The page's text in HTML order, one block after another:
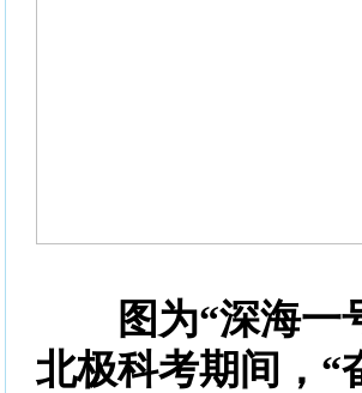
图为“深海一号
北极科考期间，“